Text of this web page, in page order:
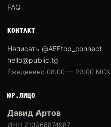
FAQ
КОНТАКТ
Написать @AFFtop_connect
hello@public.tg
Ежедневно 08:00 — 23:00 МСК
ЮР.ЛИЦО
Давид Артов
ИНН 210968874987